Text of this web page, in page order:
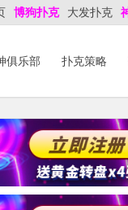
博狗扑克 大发扑克
俱乐部 扑克策略